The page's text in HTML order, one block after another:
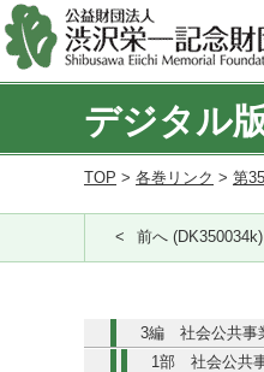
デジタル
TOP > 各巻リンク > 第
前へ (DK350034k)
3編 社会公共事
1部 社会公共